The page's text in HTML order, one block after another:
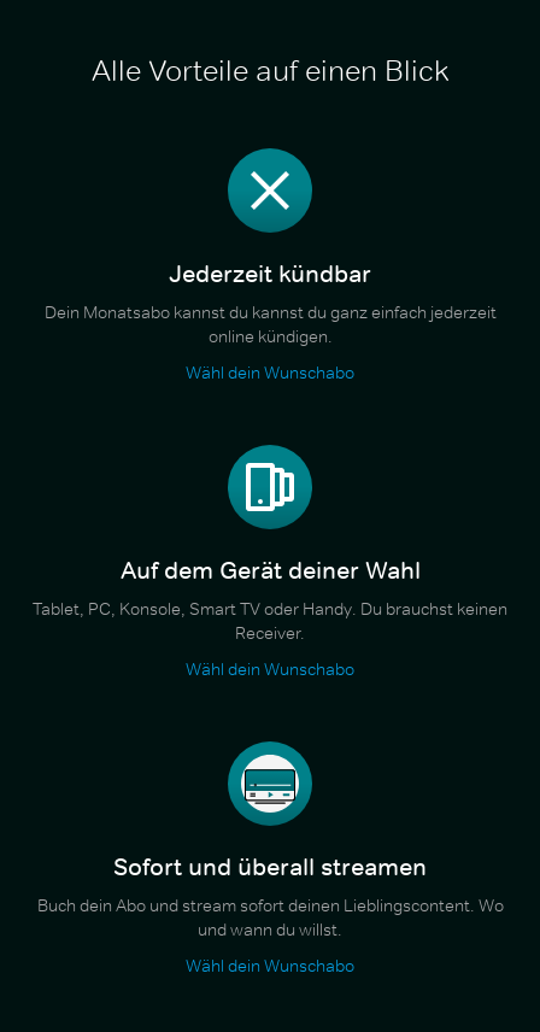
Alle Vorteile auf einen Blick
Jederzeit kündbar
Dein Monatsabo kannst du kannst du ganz einfach jederzeit
online kündigen.
Wähl dein Wunschabo
Auf dem Gerät deiner Wahl
Tablet, PC, Konsole, Smart TV oder Handy. Du brauchst keinen
Receiver.
Wähl dein Wunschabo
Sofort und überall streamen
Buch dein Abo und stream sofort deinen Lieblingscontent. Wo
und wann du willst.
Wähl dein Wunschabo